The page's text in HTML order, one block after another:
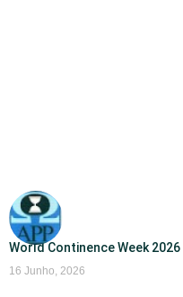
World Continence Week 2026
16 Junho, 2026